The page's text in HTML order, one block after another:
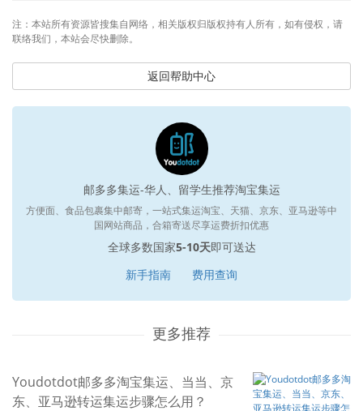
注：本站所有资源皆搜集自网络，相关版权归版权持有人所有，如有侵权，请
联络我们，本站会尽快删除。
返回帮助中心
邮多多集运-华人、留学生推荐淘宝集运
方便面、食品包裹集中邮寄，一站式集运淘宝、天猫、京东、亚马逊等中
国网站商品，合箱寄送尽享运费折扣优惠
全球多数国家5-10天即可送达
新手指南
费用查询
更多推荐
Youdotdot邮多多淘宝集运、当当、京
东、亚马逊转运集运步骤怎么用？